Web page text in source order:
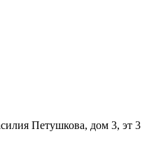
Петушкова, дом 3, эт 3